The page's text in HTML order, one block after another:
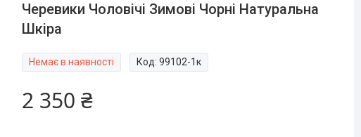
Черевики Чоловічі Зимові Чорні Натуральна
Шкіра
Немає в наявності Код:99102-1к
2 350 ₴